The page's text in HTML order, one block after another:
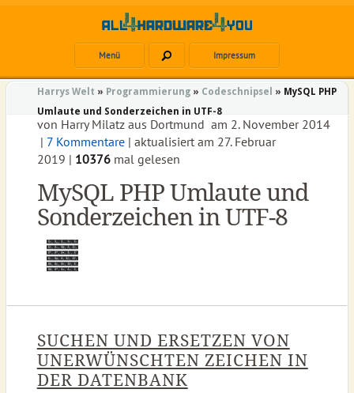
Menü Impressum
Harrys Welt » Programmierung» Codeschnipsel » MySQL PHP
Umlaute und Sonderzeichen in UTF-8
von Harry Milatzaus Dortmund am 2. November 2014
| 7 Kommentare| aktualisiert am 27. Februar
2019 | 10376mal gelesen
MySQL PHP Umlaute und
Sonderzeichen in UTF-8
SUCHEN UND ERSETZEN VON
UNERWÜNSCHTEN ZEICHEN IN
DER DATENBANK